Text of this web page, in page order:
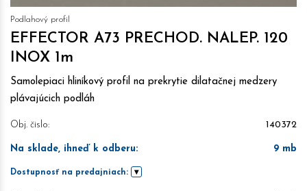
Podlahový profil
EFFECTOR A73 PRECHOD. NALEP. 120
INOX 1m
Samolepiaci hliníkový profil na prekrytie dilatačnej medzery
plávajúcich podláh
Obj. čislo: 140372
Na sklade, ihneď k odberu: 9mb
Dostupnosť na predajniach: